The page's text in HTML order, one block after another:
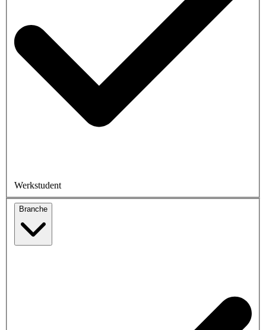
Werkstudent
Branche